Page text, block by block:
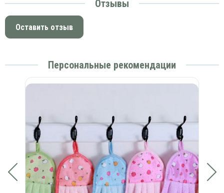
Отзывы
Оставить отзыв
Персональные рекомендации